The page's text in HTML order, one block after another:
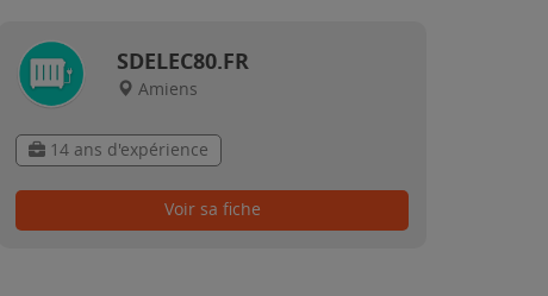
SDELEC80.FR
Amiens
14 ans d'expérience
Voir sa fiche